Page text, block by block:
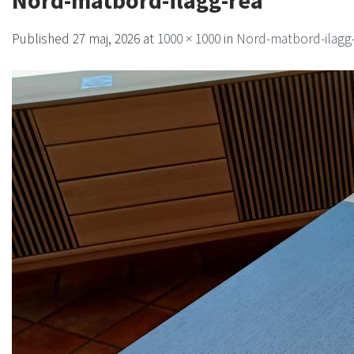
Published 27 maj, 2026 at 1000 × 1000 in Nord-matbord-